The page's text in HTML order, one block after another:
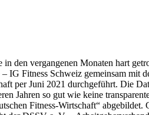
den vergangenen Monaten hart
IG Fitness Schweiz gemeinsam mit
per Juni 2021 durchgeführt. Die
Jahren so gut wie keine
Fitness-Wirtschaft“ abgebildet.